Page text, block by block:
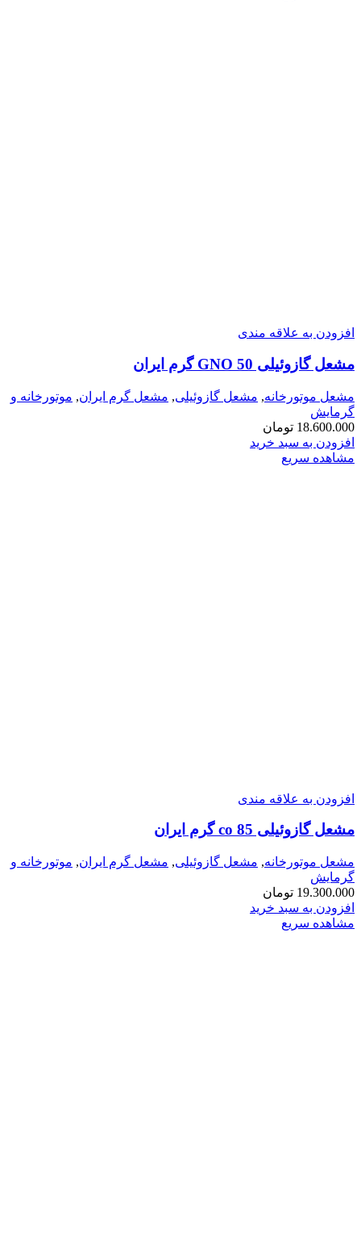
افزودن به علاقه مندی
مشعل گازوئیلی GNO 50 گرم ایران
مشعل موتورخانه, مشعل گازوئیلی, مشعل گرم ایران, موتورخانه و
گرمایش
18.600.000 تومان
افزودن به سبد خرید
مشاهده سریع
افزودن به علاقه مندی
مشعل گازوئیلی co 85 گرم ایران
مشعل موتورخانه, مشعل گازوئیلی, مشعل گرم ایران, موتورخانه و
گرمایش
19.300.000 تومان
افزودن به سبد خرید
مشاهده سریع